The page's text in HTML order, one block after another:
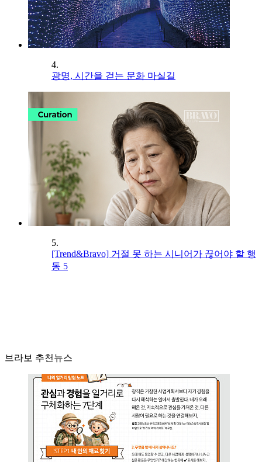
4.
광명, 시간을 걷는 문화 마실길
5.
[Trend&Bravo] 거절 못 하는 시니어가 끊어야 할 행
동 5
브라보 추천뉴스